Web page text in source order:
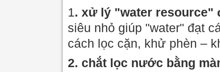
1. xử lý "water resource"
siêu nhỏ giúp "water" đạt
cách lọc cặn, khử phèn –
2. chắt lọc nước bằng